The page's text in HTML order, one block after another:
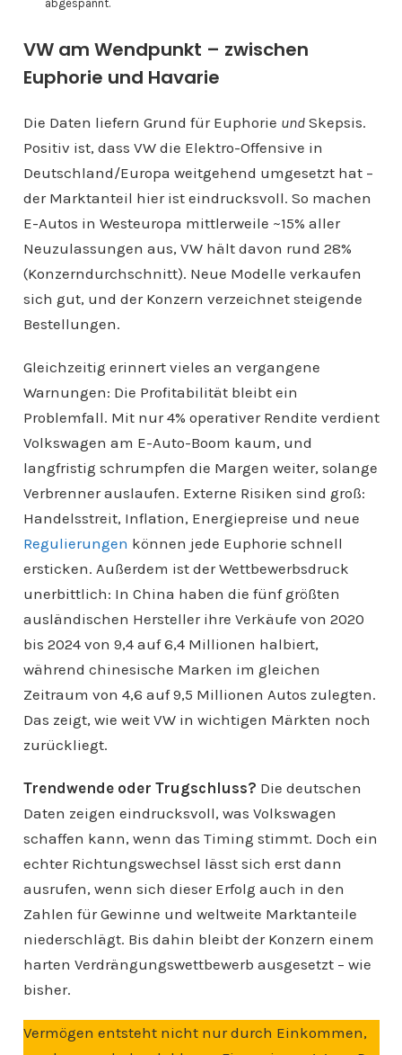
abgespannt.
VW am Wendpunkt – zwischen
Euphorie und Havarie
Die Daten liefern Grund für Euphorie undSkepsis.
Positiv ist, dass VW die Elektro-Offensive in
Deutschland/Europa weitgehend umgesetzt hat –
der Marktanteil hier ist eindrucksvoll. So machen
E-Autos in Westeuropa mittlerweile ~15% aller
Neuzulassungen aus, VW hält davon rund 28%
(Konzerndurchschnitt). Neue Modelle verkaufen
sich gut, und der Konzern verzeichnet steigende
Bestellungen.
Gleichzeitig erinnert vieles an vergangene
Warnungen: Die Profitabilität bleibt ein
Problemfall. Mit nur 4% operativer Rendite verdient
Volkswagen am E-Auto-Boom kaum, und
langfristig schrumpfen die Margen weiter, solange
Verbrenner auslaufen. Externe Risiken sind groß:
Handelsstreit, Inflation, Energiepreise und neue
Regulierungen können jede Euphorie schnell
ersticken. Außerdem ist der Wettbewerbsdruck
unerbittlich: In China haben die fünf größten
ausländischen Hersteller ihre Verkäufe von 2020
bis 2024 von 9,4 auf 6,4 Millionen halbiert,
während chinesische Marken im gleichen
Zeitraum von 4,6 auf 9,5 Millionen Autos zulegten.
Das zeigt, wie weit VW in wichtigen Märkten noch
zurückliegt.
Trendwende oder Trugschluss? Die deutschen
Daten zeigen eindrucksvoll, was Volkswagen
schaffen kann, wenn das Timing stimmt. Doch ein
echter Richtungswechsel lässt sich erst dann
ausrufen, wenn sich dieser Erfolg auch in den
Zahlen für Gewinne und weltweite Marktanteile
niederschlägt. Bis dahin bleibt der Konzern einem
harten Verdrängungswettbewerb ausgesetzt – wie
bisher.
Vermögen entsteht nicht nur durch Einkommen,